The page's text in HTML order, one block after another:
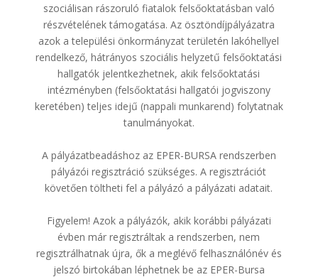
szociálisan rászoruló fiatalok felsőoktatásban való
részvételének támogatása. Az ösztöndíjpályázatra
azok a települési önkormányzat területén lakóhellyel
rendelkező, hátrányos szociális helyzetű felsőoktatási
hallgatók jelentkezhetnek, akik felsőoktatási
intézményben (felsőoktatási hallgatói jogviszony
keretében) teljes idejű (nappali munkarend) folytatnak
tanulmányokat.
A pályázatbeadáshoz az EPER-BURSA rendszerben
pályázói regisztráció szükséges. A regisztrációt
követően töltheti fel a pályázó a pályázati adatait.
Figyelem! Azok a pályázók, akik korábbi pályázati
évben már regisztráltak a rendszerben, nem
regisztrálhatnak újra, ők a meglévő felhasználónév és
jelszó birtokában léphetnek be az EPER-Bursa